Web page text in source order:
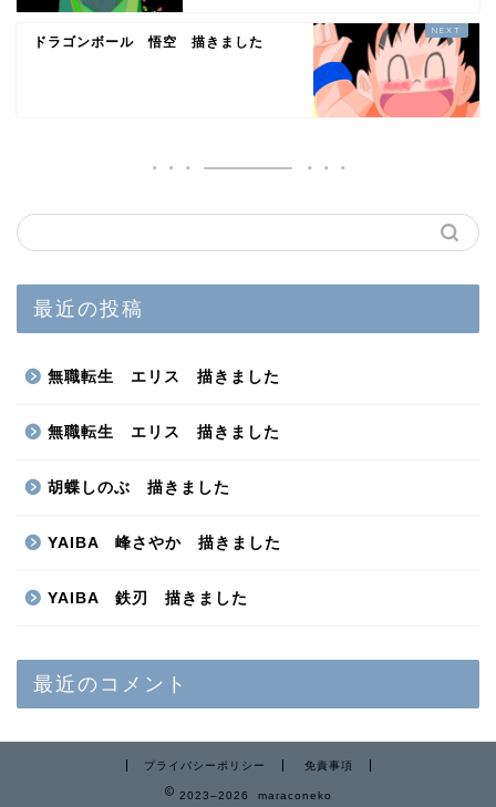
ドラゴンボール 悟空 描きました
最近の投稿
無職転生 エリス 描きました
無職転生 エリス 描きました
胡蝶しのぶ 描きました
YAIBA 峰さやか 描きました
YAIBA 鉄刃 描きました
最近のコメント
プライバシーポリシー 免責事項
2023–2026 maraconeko